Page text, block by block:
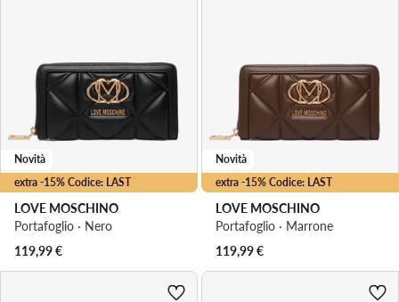
extra -15% Codice: LAST
Novità
LOVE MOSCHINO
Portafoglio · Nero
119,99€
extra -15% Codice: LAST
Novità
LOVE MOSCHINO
Portafoglio · Marrone
119,99€